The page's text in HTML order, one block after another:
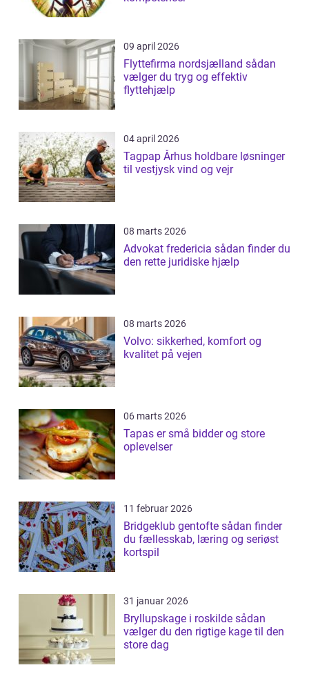
09 april 2026
Flyttefirma nordsjælland sådan
vælger du tryg og effektiv
flyttehjælp
04 april 2026
Tagpap Århus holdbare løsninger
til vestjysk vind og vejr
08 marts 2026
Advokat fredericia sådan finder du
den rette juridiske hjælp
08 marts 2026
Volvo: sikkerhed, komfort og
kvalitet på vejen
06 marts 2026
Tapas er små bidder og store
oplevelser
11 februar 2026
Bridgeklub gentofte sådan finder
du fællesskab, læring og seriøst
kortspil
31 januar 2026
Bryllupskage i roskilde sådan
vælger du den rigtige kage til den
store dag